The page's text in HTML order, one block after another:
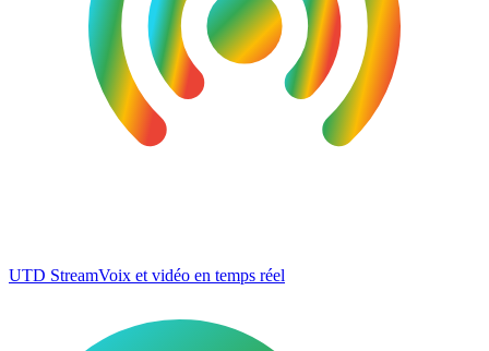
UTD StreamVoix et vidéo en temps réel